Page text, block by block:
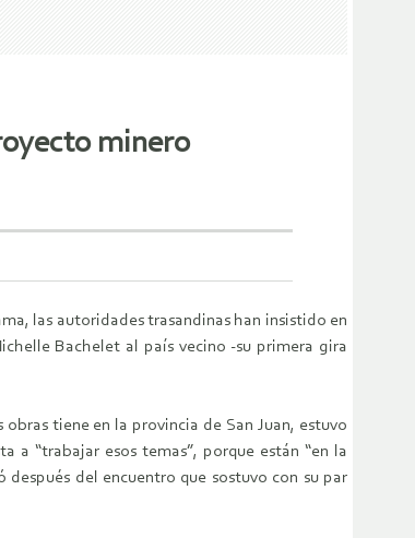
minero
las autoridades trasandinas han insistido en
Bachelet al país vecino -su primera gira
tiene en la provincia de San Juan, estuvo
a “trabajar esos temas”, porque están “en la
del encuentro que sostuvo con su par